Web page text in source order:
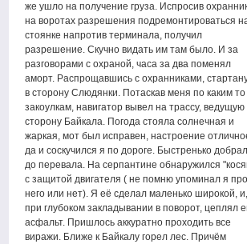
же ушло на получение груза. Испросив
на воротах разрешения подремонтироваться
стоянке напротив терминала, получил
разрешение. Скучно видать им там было. И за
разговорами с охраной, часа за два поменял
аморт. Распрощавшись с охранниками,
в сторону Слюдянки. Потаскав меня по каким то
закоулкам, навигатор вывел на трассу, ведущую
сторону Байкала. Погода стояла солнечная и
жаркая, мот был исправен, настроение
да и соскучился я по дороге. Быстренько
до перевала. На серпантине обнаружился
с защитой двигателя ( не помню упоминал я про
него или нет). Я её сделал маленько широкой, и,
при глубоком закладывании в поворот, цеплял
асфальт. Пришлось аккуратно проходить все
виражи. Ближе к Байкалу горел лес. Причём